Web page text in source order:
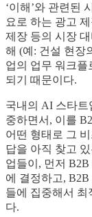
‘이해’와 관련된
요로 하는 광고
제장 등의 시장
해 (예: 건설 현장
업의 업무 워크
되기 때문이다.
국내의 AI 스타트
중하면서, 이를
어떤 형태로 그
답을 아직 찾고
업들이, 먼저
에 결정하고,
들에 집중해서 최
다.